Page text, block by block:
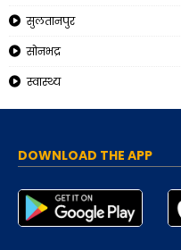
सुलतानपुर
सोनभद्र
स्वास्थ्य
DOWNLOAD THE APP